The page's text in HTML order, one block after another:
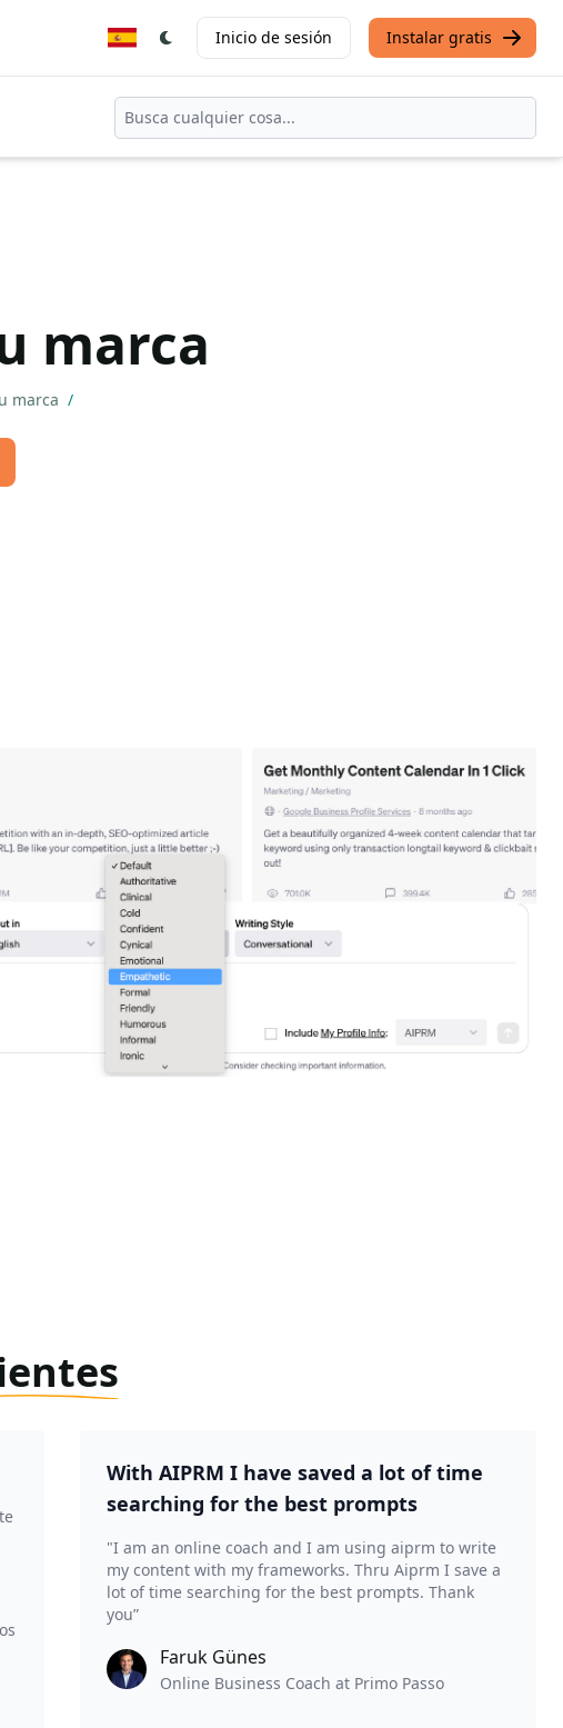
Inicio de sesión Instalar gratis
marca
marca /
With AIPRM I have saved a lot of time
searching for the best prompts
"I am an online coach and I am using aiprm to write
my content with my frameworks. Thru Aiprm I save a
lot of time searching for the best prompts. Thank
you”
Faruk Günes
Online Business Coach at Primo Passo